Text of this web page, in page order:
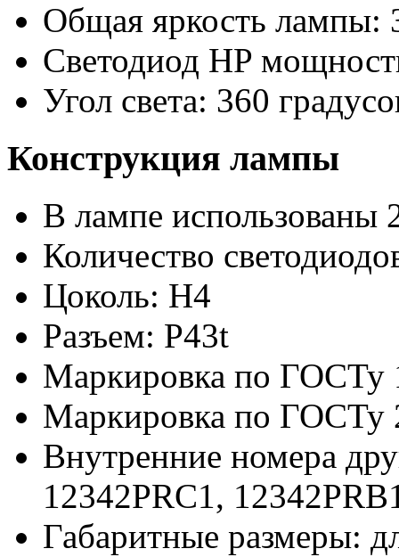
Общая яркость лампы:
Светодиод HP
Угол света: 360
Конструкция лампы
В лампе использованы
Количество
Цоколь: H4
Разъем: P43t
Маркировка по ГОСТу
Маркировка по ГОСТу
Внутренние номера
12342PRC1,
Габаритные размеры: